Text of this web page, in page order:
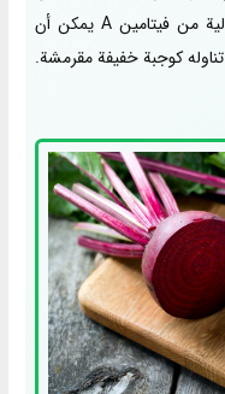
ثبات البشرة. كما أن احتوائه على نسبة عالية من فيتامين A يمكن أن
كوجبة خفيفة مقرمشة.